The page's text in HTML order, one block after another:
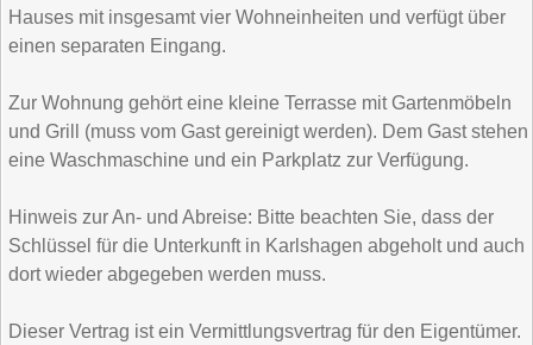
Hauses mit insgesamt vier Wohneinheiten und verfügt über
einen separaten Eingang.
Zur Wohnung gehört eine kleine Terrasse mit Gartenmöbeln
und Grill (muss vom Gast gereinigt werden). Dem Gast stehen
eine Waschmaschine und ein Parkplatz zur Verfügung.
Hinweis zur An- und Abreise: Bitte beachten Sie, dass der
Schlüssel für die Unterkunft in Karlshagen abgeholt und auch
dort wieder abgegeben werden muss.
Dieser Vertrag ist ein Vermittlungsvertrag für den Eigentümer.